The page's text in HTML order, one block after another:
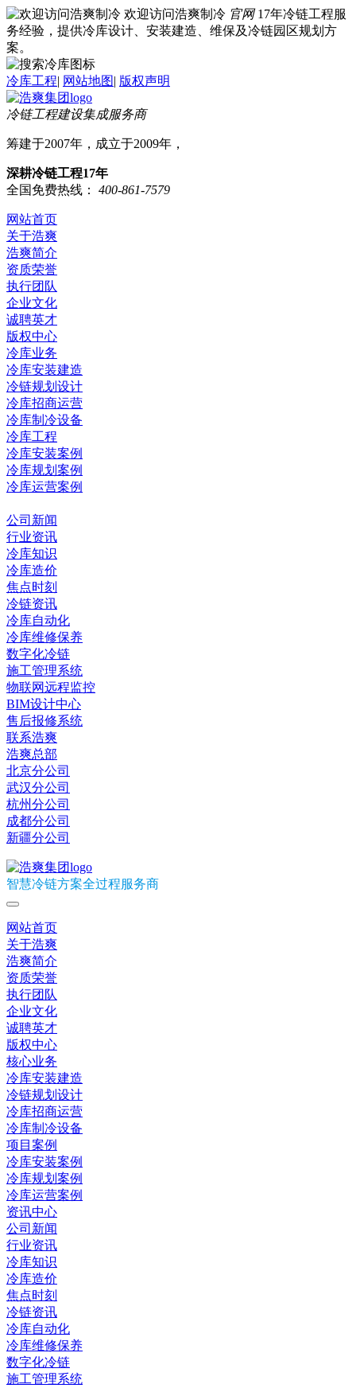
欢迎访问浩爽制冷 官网 17年冷链工程服
务经验，提供冷库设计、安装建造、维保及冷链园区规划方
案。
冷库工程| 网站地图| 版权声明
冷链工程建设集成服务商
筹建于2007年，成立于2009年，
深耕冷链工程17年
全国免费热线：
400-861-7579
网站首页
关于浩爽
浩爽简介
资质荣誉
执行团队
企业文化
诚聘英才
版权中心
冷库业务
冷库安装建造
冷链规划设计
冷库招商运营
冷库制冷设备
冷库工程
冷库安装案例
冷库规划案例
冷库运营案例
公司新闻
行业资讯
冷库知识
冷库造价
焦点时刻
冷链资讯
冷库自动化
冷库维修保养
数字化冷链
施工管理系统
物联网远程监控
BIM设计中心
售后报修系统
联系浩爽
浩爽总部
北京分公司
武汉分公司
杭州分公司
成都分公司
新疆分公司
智慧冷链方案全过程服务商
网站首页
关于浩爽
浩爽简介
资质荣誉
执行团队
企业文化
诚聘英才
版权中心
核心业务
冷库安装建造
冷链规划设计
冷库招商运营
冷库制冷设备
项目案例
冷库安装案例
冷库规划案例
冷库运营案例
资讯中心
公司新闻
行业资讯
冷库知识
冷库造价
焦点时刻
冷链资讯
冷库自动化
冷库维修保养
数字化冷链
施工管理系统